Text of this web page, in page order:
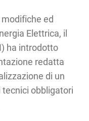
ed
Elettrica, il
ha introdotto
redatta
di un
obbligatori